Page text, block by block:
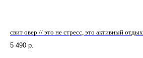
свит овер // это не стресс, это активный отдых
5 490 р.